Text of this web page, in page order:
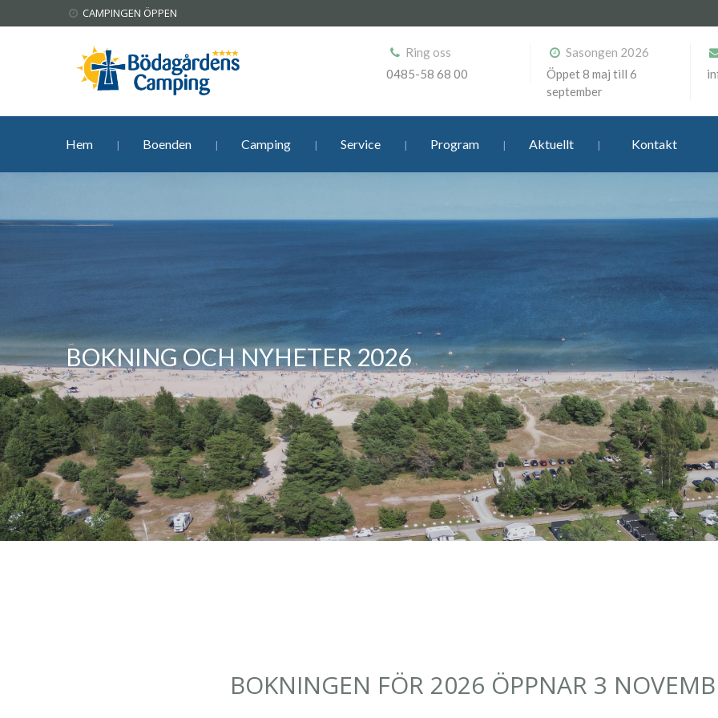
CAMPINGEN ÖPPEN
Ring oss
0485-58 68 00
Sasongen 2026
Öppet 8 maj till 6
september
Hem Boenden Camping Service Program Aktuellt Kontakt
BOKNING OCH NYHETER 2026
BOKNINGEN FÖR 2026 ÖPPNAR 3